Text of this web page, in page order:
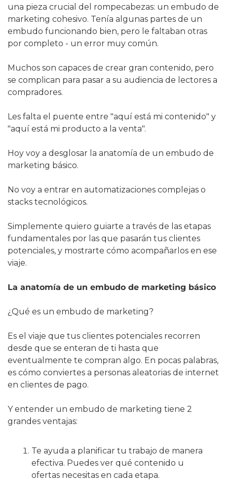
una pieza crucial del rompecabezas: un embudo de
marketing cohesivo. Tenía algunas partes de un
embudo funcionando bien, pero le faltaban otras
por completo - un error muy común.
Muchos son capaces de crear gran contenido, pero
se complican para pasar a su audiencia de lectores a
compradores.
Les falta el puente entre "aquí está mi contenido" y
"aquí está mi producto a la venta".
Hoy voy a desglosar la anatomía de un embudo de
marketing básico.
No voy a entrar en automatizaciones complejas o
stacks tecnológicos.
Simplemente quiero guiarte a través de las etapas
fundamentales por las que pasarán tus clientes
potenciales, y mostrarte cómo acompañarlos en ese
viaje.
La anatomía de un embudo de marketing básico
¿Qué es un embudo de marketing?
Es el viaje que tus clientes potenciales recorren
desde que se enteran de ti hasta que
eventualmente te compran algo. En pocas palabras,
es cómo conviertes a personas aleatorias de internet
en clientes de pago.
Y entender un embudo de marketing tiene 2
grandes ventajas:
Te ayuda a planificar tu trabajo de manera
efectiva. Puedes ver qué contenido u
ofertas necesitas en cada etapa.